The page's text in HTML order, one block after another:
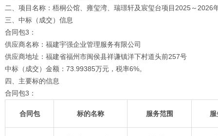
二、项目名称：梧桐公馆、雍玺湾、瑞璟轩及宸玺台项目2025～2026
三、中标（成交）信息
合同包3：
供应商名称：福建宇强企业管理服务有限公司
供应商地址：福建省福州市闽侯县祥谦镇洋下村道头前257号
中标（成交）金额：73.99385万元，税率6%。
四、主要标的信息
合同包3：
合同包 标的名称 服务范围